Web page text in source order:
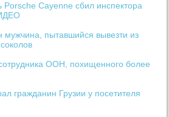
Porsche Cayenne сбил инспектора
мужчина, пытавшийся вывезти из
ООН, похищенного более
гражданин Грузии у посетителя